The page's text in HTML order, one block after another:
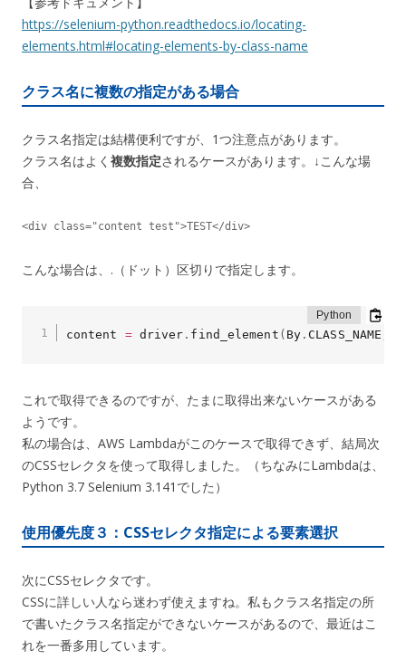
https://selenium-python.readthedocs.io/locating-
elements.html#locating-elements-by-class-name
クラス名に複数の指定がある場合
クラス名指定は結構便利ですが、1つ注意点があります。
クラス名はよく 複数指定されるケースがあります。↓こんな場
合、
<div class="content test">TEST</div>
こんな場合は、.（ドット）区切りで指定します。
content = driver . find_element ( By . CLASS_NAME
これで取得できるのですが、たまに取得出来ないケースがある
ようです。
私の場合は、AWS Lambdaがこのケースで取得できず、結局次
のCSSセレクタを使って取得しました。（ちなみにLambdaは、
Python 3.7 Selenium 3.141でした）
使用優先度３：CSSセレクタ指定による要素選択
次にCSSセレクタです。
CSSに詳しい人なら迷わず使えますね。私もクラス名指定の所
で書いたクラス名指定ができないケースがあるので、最近はこ
れを一番多用しています。